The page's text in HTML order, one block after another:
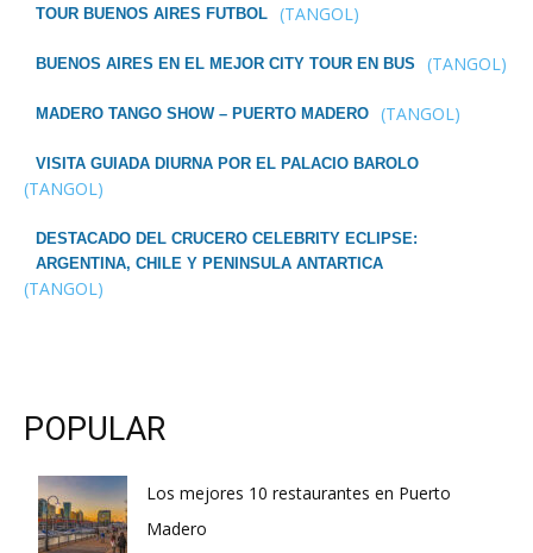
TOUR BUENOS AIRES FUTBOL (TANGOL)
BUENOS AIRES EN EL MEJOR CITY TOUR EN BUS (TANGOL)
MADERO TANGO SHOW – PUERTO MADERO (TANGOL)
VISITA GUIADA DIURNA POR EL PALACIO BAROLO
(TANGOL)
DESTACADO DEL CRUCERO CELEBRITY ECLIPSE:
ARGENTINA, CHILE Y PENINSULA ANTARTICA
(TANGOL)
POPULAR
Los mejores 10 restaurantes en Puerto
Madero